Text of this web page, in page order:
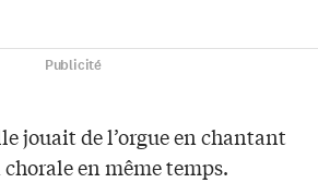
Publicité
jouait de l’orgue en chantant
en même temps.